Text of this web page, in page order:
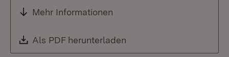
Mehr Informationen
Download:
Als PDF herunterladen